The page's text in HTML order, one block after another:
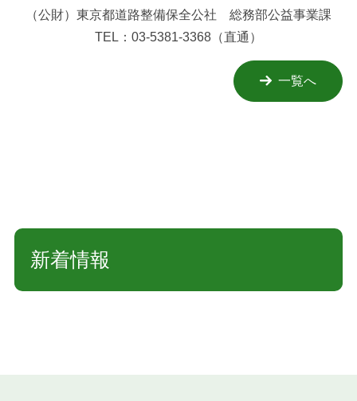
（公財）東京都道路整備保全公社 総務部公益事業課
TEL：03-5381-3368（直通）
一覧へ
新着情報